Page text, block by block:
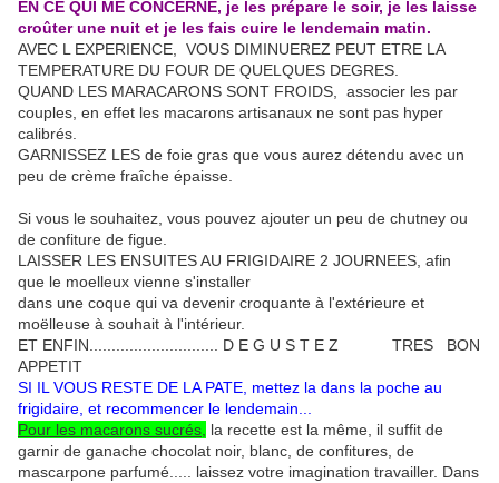
EN CE QUI ME CONCERNE, je les prépare le soir, je les laisse
croûter une nuit et je les fais cuire le lendemain matin.
AVEC L EXPERIENCE, VOUS DIMINUEREZ PEUT ETRE LA
TEMPERATURE DU FOUR DE QUELQUES DEGRES.
QUAND LES MARACARONS SONT FROIDS, associer les par
couples, en effet les macarons artisanaux ne sont pas hyper
calibrés.
GARNISSEZ LES de foie gras que vous aurez détendu avec un
peu de crème fraîche épaisse.
Si vous le souhaitez, vous pouvez ajouter un peu de chutney ou
de confiture de figue.
LAISSER LES ENSUITES AU FRIGIDAIRE 2 JOURNEES, afin
que le moelleux vienne s'installer
dans une coque qui va devenir croquante à l'extérieure et
moëlleuse à souhait à l'intérieur.
ET ENFIN............................. D E G U S T E Z TRES BON
APPETIT
SI IL VOUS RESTE DE LA PATE, mettez la dans la poche au
frigidaire, et recommencer le lendemain...
Pour les macarons sucrés, la recette est la même, il suffit de
garnir de ganache chocolat noir, blanc, de confitures, de
mascarpone parfumé..... laissez votre imagination travailler. Dans